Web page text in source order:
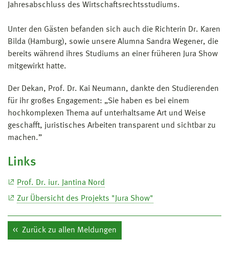
Jahresabschluss des Wirtschaftsrechtsstudiums.
Unter den Gästen befanden sich auch die Richterin Dr. Karen
Bilda (Hamburg), sowie unsere Alumna Sandra Wegener, die
bereits während ihres Studiums an einer früheren Jura Show
mitgewirkt hatte.
Der Dekan, Prof. Dr. Kai Neumann, dankte den Studierenden
für ihr großes Engagement: „Sie haben es bei einem
hochkomplexen Thema auf unterhaltsame Art und Weise
geschafft, juristisches Arbeiten transparent und sichtbar zu
machen.”
Links
Prof. Dr. iur. Jantina Nord
Zur Übersicht des Projekts "Jura Show"
Zurück zu allen Meldungen